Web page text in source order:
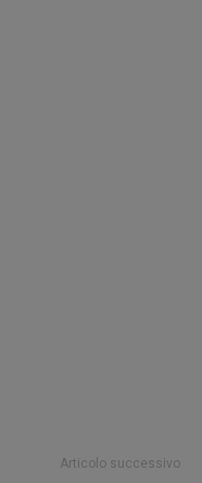
Articolo successivo